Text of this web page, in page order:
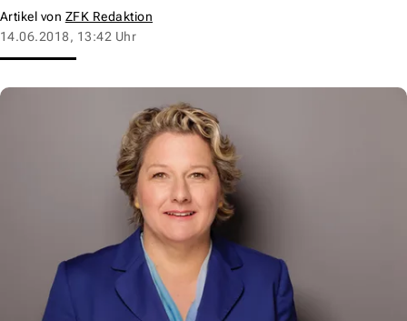
Artikel von ZFK Redaktion
14.06.2018, 13:42 Uhr